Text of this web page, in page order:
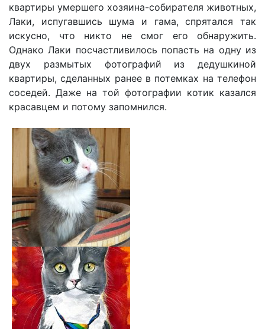
квартиры умершего хозяина-собирателя животных,
Лаки, испугавшись шума и гама, спрятался так
искусно, что никто не смог его обнаружить.
Однако Лаки посчастливилось попасть на одну из
двух размытых фотографий из дедушкиной
квартиры, сделанных ранее в потемках на телефон
соседей. Даже на той фотографии котик казался
красавцем и потому запомнился.